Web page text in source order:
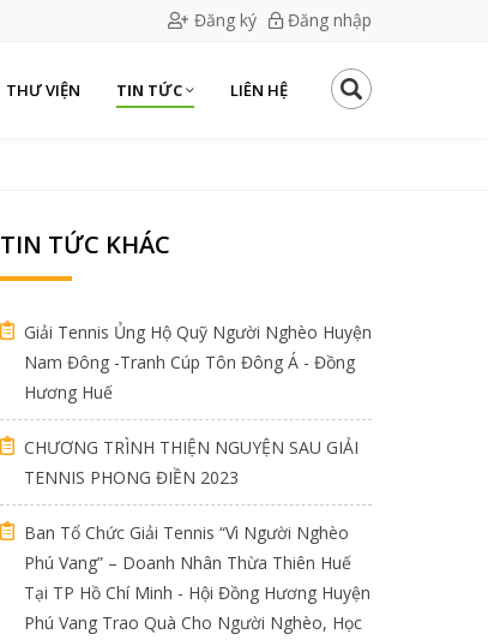
Đăng ký Đăng nhập
THƯ VIỆN TIN TỨC LIÊN HỆ
TIN TỨC KHÁC
Giải Tennis Ủng Hộ Quỹ Người Nghèo Huyện
Nam Đông -Tranh Cúp Tôn Đông Á - Đồng
Hương Huế
CHƯƠNG TRÌNH THIỆN NGUYỆN SAU GIẢI
TENNIS PHONG ĐIỀN 2023
Ban Tổ Chức Giải Tennis “Vì Người Nghèo
Phú Vang” – Doanh Nhân Thừa Thiên Huế
Tại TP Hồ Chí Minh - Hội Đồng Hương Huyện
Phú Vang Trao Quà Cho Người Nghèo, Học